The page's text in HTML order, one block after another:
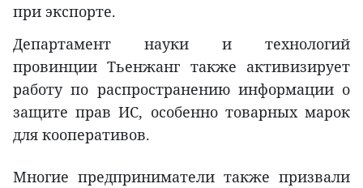
при экспорте.
Департамент науки и технологий
провинции Тьенжанг также активизирует
работу по распространению информации о
защите прав ИС, особенно товарных марок
для кооперативов.
Многие предприниматели также призвали